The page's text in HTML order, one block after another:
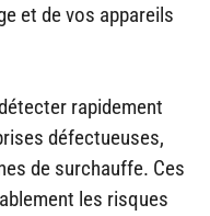
et de vos appareils
rapidement
défectueuses,
de surchauffe. Ces
les risques